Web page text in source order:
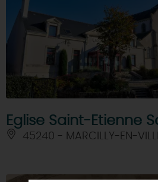
Eglise Saint-Etienne
45240 - MARCILLY-EN-